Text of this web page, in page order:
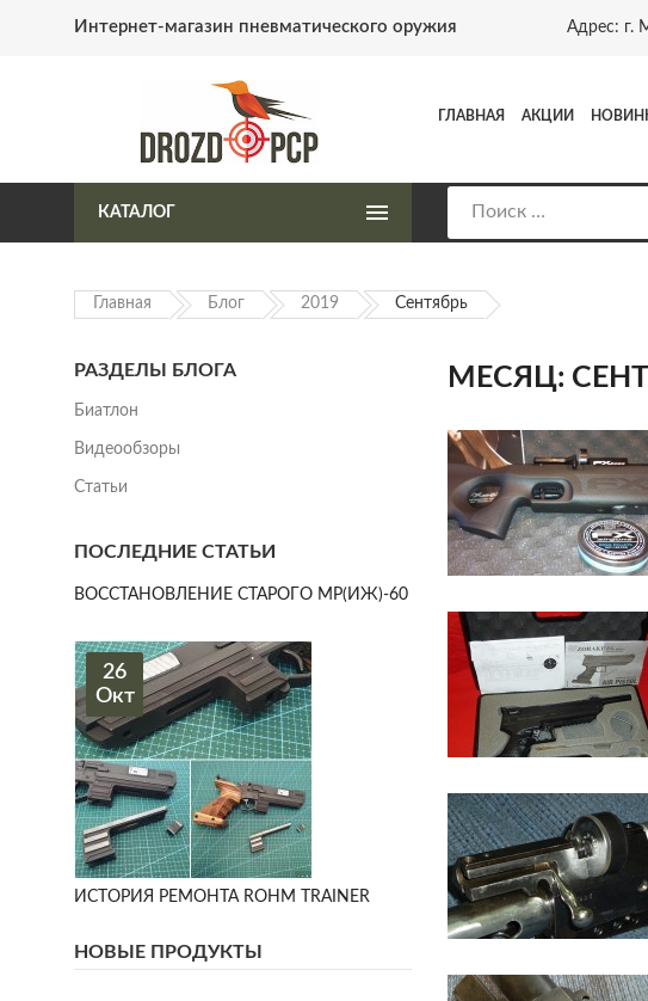
Интернет-магазин пневматического оружия Адрес: г.
ГЛАВНАЯ АКЦИИ
КАТАЛОГ
Главная Блог 2019 Сентябрь
МЕСЯЦ:
РАЗДЕЛЫ БЛОГА
Биатлон
Видеообзоры
Статьи
ПОСЛЕДНИЕ СТАТЬИ
ВОССТАНОВЛЕНИЕ СТАРОГО МР(ИЖ)-60
26
Окт
ИСТОРИЯ РЕМОНТА ROHM TRAINER
НОВЫЕ ПРОДУКТЫ